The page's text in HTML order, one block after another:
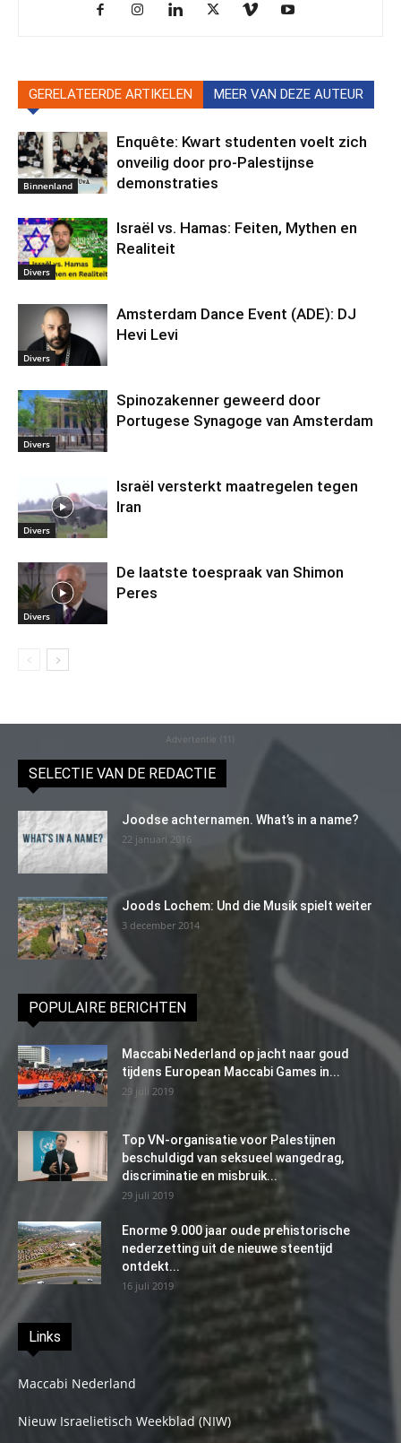
GERELATEERDE ARTIKELEN MEER VAN DEZE AUTEUR
Binnenland
Enquête: Kwart studenten voelt zich
onveilig door pro-Palestijnse
demonstraties
Divers
Israël vs. Hamas: Feiten, Mythen en
Realiteit
Divers
Amsterdam Dance Event (ADE): DJ
Hevi Levi
Divers
Spinozakenner geweerd door
Portugese Synagoge van Amsterdam
Divers
Israël versterkt maatregelen tegen
Iran
Divers
De laatste toespraak van Shimon
Peres
Advertentie (11)
SELECTIE VAN DE REDACTIE
Joodse achternamen. What’s in a name?
22 januari 2016
Joods Lochem: Und die Musik spielt weiter
3 december 2014
POPULAIRE BERICHTEN
Maccabi Nederland op jacht naar goud
tijdens European Maccabi Games in...
29 juli 2019
Top VN-organisatie voor Palestijnen
beschuldigd van seksueel wangedrag,
discriminatie en misbruik...
29 juli 2019
Enorme 9.000 jaar oude prehistorische
nederzetting uit de nieuwe steentijd
ontdekt...
16 juli 2019
Links
Maccabi Nederland
Nieuw Israelietisch Weekblad (NIW)